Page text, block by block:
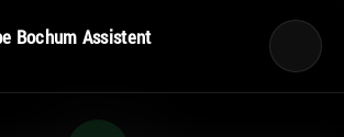
Bochum Assistent
CENTERPLAN · EG